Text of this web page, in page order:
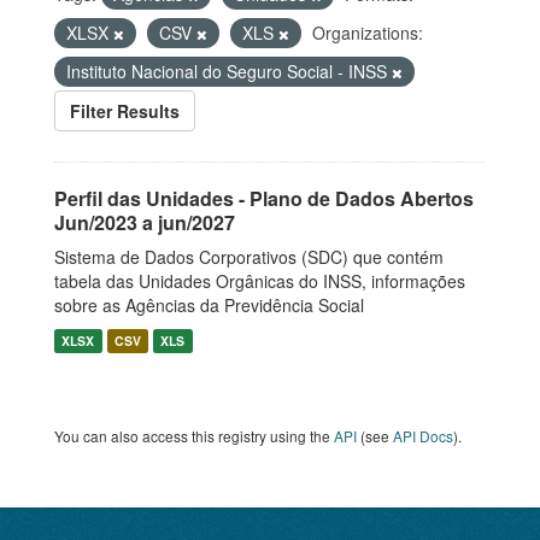
XLSX
CSV XLS
Organizations:
Instituto Nacional do Seguro Social - INSS
Filter Results
Perfil das Unidades - Plano de Dados Abertos
Jun/2023 a jun/2027
Sistema de Dados Corporativos (SDC) que contém
tabela das Unidades Orgânicas do INSS, informações
sobre as Agências da Previdência Social
XLSX CSV XLS
You can also access this registry using the API (see API Docs).